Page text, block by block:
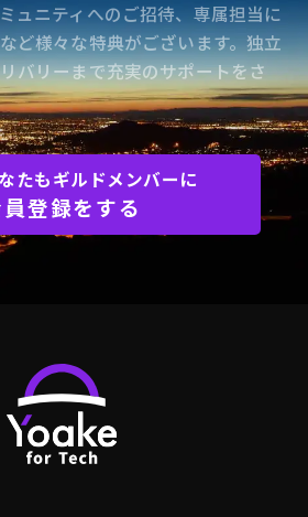
ュニティへのご招待、専属担当に
ど様々な特典がございます。独立
バリーまで充実のサポートをさ
たもギルドメンバーに
登録をする